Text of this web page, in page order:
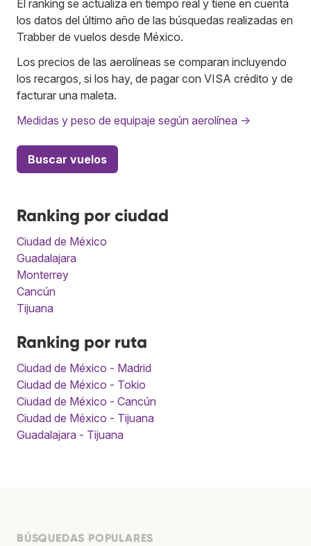
El ranking se actualiza en tiempo real y tiene en cuenta
los datos del último año de las búsquedas realizadas en
Trabber de vuelos desde México.
Los precios de las aerolíneas se comparan incluyendo
los recargos, si los hay, de pagar con VISA crédito y de
facturar una maleta.
Medidas y peso de equipaje según aerolínea →
Buscar vuelos
Ranking por ciudad
Ciudad de México
Guadalajara
Monterrey
Cancún
Tijuana
Ranking por ruta
Ciudad de México - Madrid
Ciudad de México - Tokio
Ciudad de México - Cancún
Ciudad de México - Tijuana
Guadalajara - Tijuana
BÚSQUEDAS POPULARES